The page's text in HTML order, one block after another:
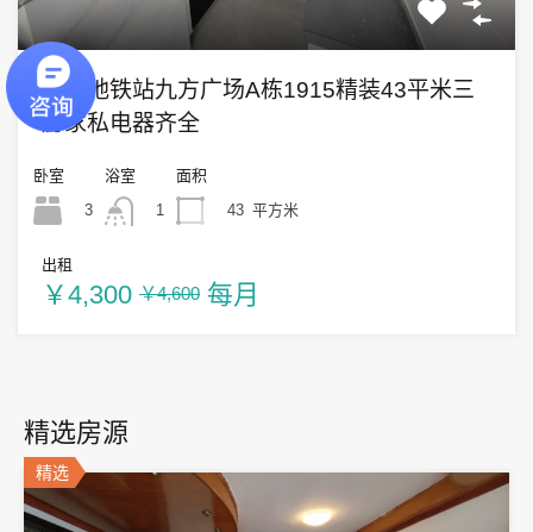
西乡地铁站九方广场A栋1915精装43平米三
房家私电器齐全
卧室
3
浴室
1
面积
43 平方米
出租
￥4,300 ￥4,600 每月
精选房源
精选